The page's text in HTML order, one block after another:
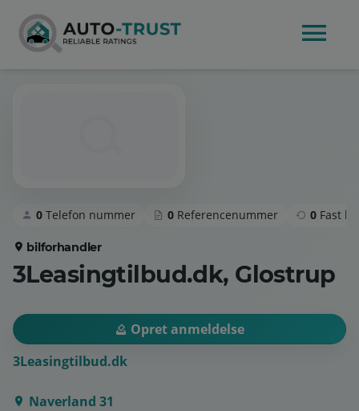
0 Telefon nummer 0 Referencenummer 0 Fast
bilforhandler
3Leasingtilbud.dk, Glostrup
Opret anmeldelse
3Leasingtilbud.dk
Naverland 31